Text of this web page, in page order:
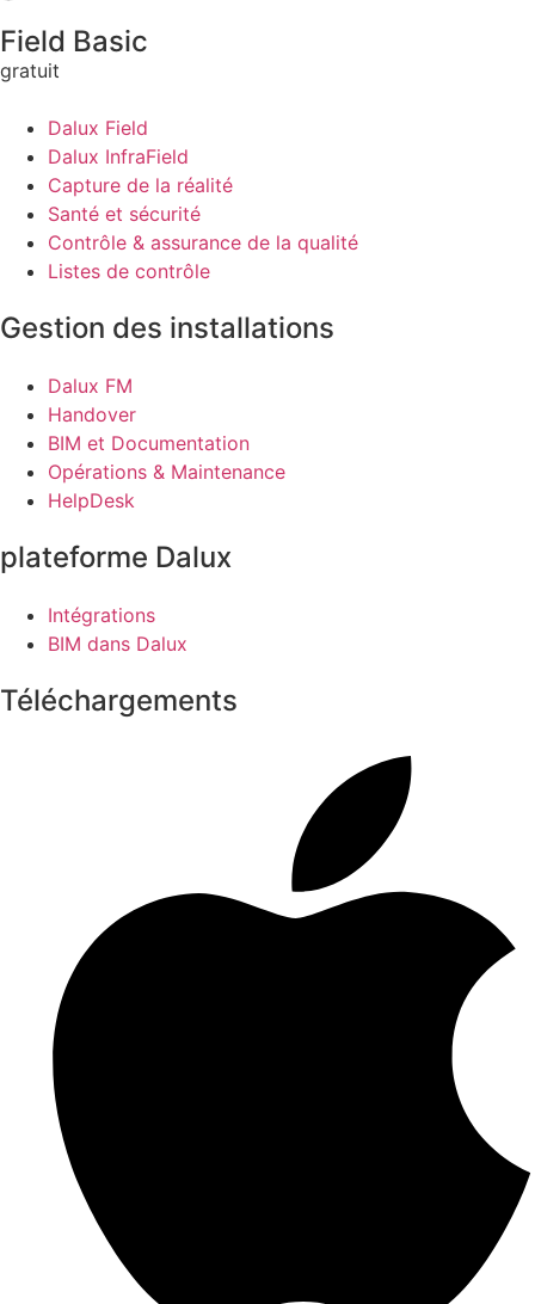
Field Basic
gratuit
Dalux Field
Dalux InfraField
Capture de la réalité
Santé et sécurité
Contrôle & assurance de la qualité
Listes de contrôle
Gestion des installations
Dalux FM
Handover
BIM et Documentation
Opérations & Maintenance
HelpDesk
plateforme Dalux
Intégrations
BIM dans Dalux
Téléchargements